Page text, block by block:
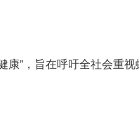
康”，旨在呼吁全社会重